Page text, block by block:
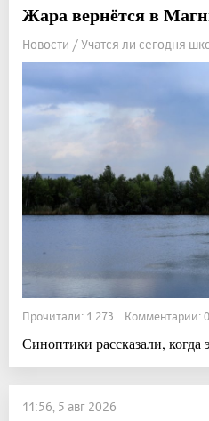
Жара вернётся в
Новости / Учатся ли сегодня
Прочитали: 1 273 Комментарии: 0
Синоптики рассказали, когда
11:56, 5 авг 2026